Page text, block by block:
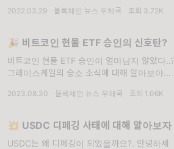
는 도권 테라 창업자와 창립 멤버인 Nicholas
2022.03.29 블록체인 뉴스 우체국 조회 3.72K
🎉 비트코인 현물 ETF 승인의 신호탄?
비트코인 현물 ETF 승인이 얼마남지 않았다..?!
그레이스케일의 승소 소식에 대해 알아보아요..
스를 전달드리려고 합니다. 바로, 곧 있을 비트
을 줄 수 있는 '그레이스케일의 승
2023.08.30 블록체인 뉴스 우체국 조회 1.06K
💥 USDC 디페깅 사태에 대해 알아보자
USDC는 왜 디페깅이 되었을까요?. 안녕하세